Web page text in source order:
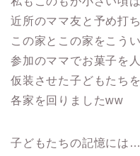
近所のママ友と予め打
この家とこの家をこう
参加のママでお菓子を
仮装させた子どもたち
各家を回りましたww
子どもたちの記憶には…